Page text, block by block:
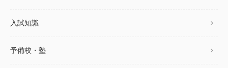
入試知識
予備校・塾